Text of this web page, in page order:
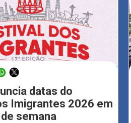
datas do
Imigrantes 2026 em
semana